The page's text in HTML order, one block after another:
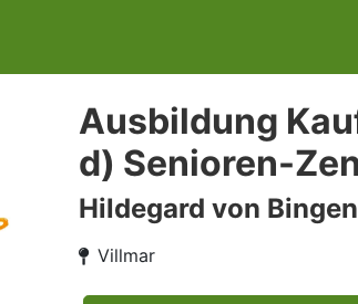
Ausbildung
d) Senioren-
Hildegard von
Villmar